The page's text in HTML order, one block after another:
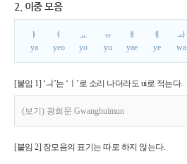
2. 이중 모음
ㅑ
ya
ㅕ
yeo
ㅛ
yo
ㅠ
yu
ㅒ
yae
ㅖ
ye
ㅘ
wa
[붙임 1] ‘ㅢ’는 ‘ㅣ’로 소리 나더라도 ui로 적는다.
(보기) 광희문 Gwanghuimun
[붙임 2] 장모음의 표기는 따로 하지 않는다.